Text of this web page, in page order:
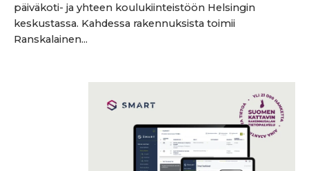
päiväkoti- ja yhteen koulukiinteistöön Helsingin
keskustassa. Kahdessa rakennuksista toimii
Ranskalainen...